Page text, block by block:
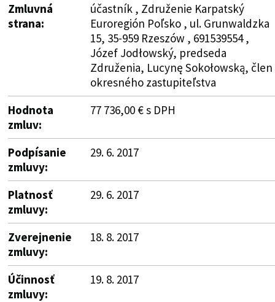
Zmluvná
strana:
účastník , Združenie Karpatský
Euroregión Poľsko , ul. Grunwaldzka
15, 35-959 Rzeszów , 691539554 ,
Józef Jodłowský, predseda
Združenia, Lucynę Sokołowską, člen
okresného zastupiteľstva
Hodnota
zmluv:
77 736,00 € s DPH
Podpísanie
zmluvy:
29. 6. 2017
Platnosť
zmluvy:
29. 6. 2017
Zverejnenie
zmluvy:
18. 8. 2017
Účinnosť
zmluvy:
19. 8. 2017